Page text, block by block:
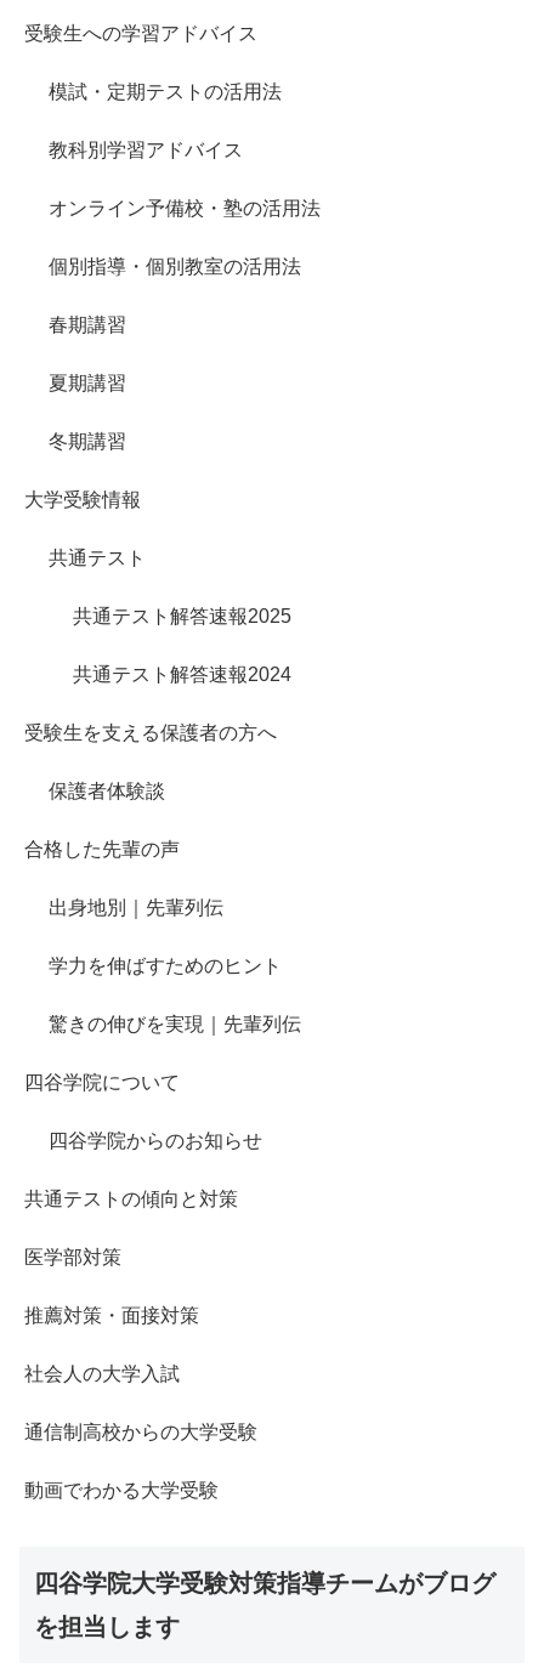
受験生への学習アドバイス
模試・定期テストの活用法
教科別学習アドバイス
オンライン予備校・塾の活用法
個別指導・個別教室の活用法
春期講習
夏期講習
冬期講習
大学受験情報
共通テスト
共通テスト解答速報2025
共通テスト解答速報2024
受験生を支える保護者の方へ
保護者体験談
合格した先輩の声
出身地別｜先輩列伝
学力を伸ばすためのヒント
驚きの伸びを実現｜先輩列伝
四谷学院について
四谷学院からのお知らせ
共通テストの傾向と対策
医学部対策
推薦対策・面接対策
社会人の大学入試
通信制高校からの大学受験
動画でわかる大学受験
四谷学院大学受験対策指導チームがブログ
を担当します